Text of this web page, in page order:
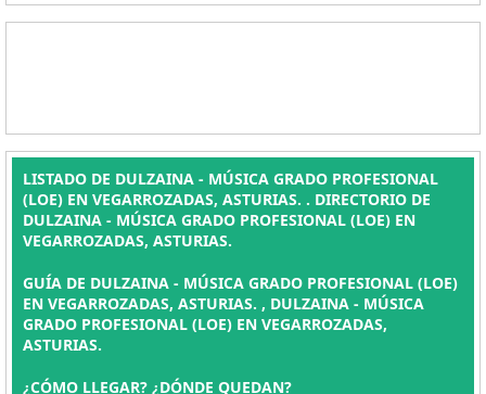
LISTADO DE DULZAINA - MÚSICA GRADO PROFESIONAL
(LOE) EN VEGARROZADAS, ASTURIAS. . DIRECTORIO DE
DULZAINA - MÚSICA GRADO PROFESIONAL (LOE) EN
VEGARROZADAS, ASTURIAS.
GUÍA DE DULZAINA - MÚSICA GRADO PROFESIONAL (LOE)
EN VEGARROZADAS, ASTURIAS. , DULZAINA - MÚSICA
GRADO PROFESIONAL (LOE) EN VEGARROZADAS,
ASTURIAS.
¿CÓMO LLEGAR? ¿DÓNDE QUEDAN?